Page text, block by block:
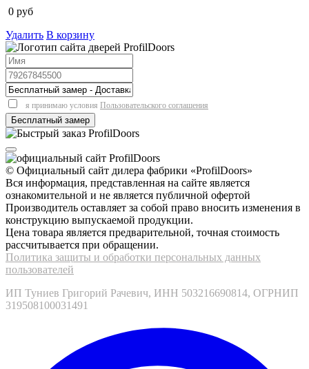
0 руб
Удалить В корзину
я принимаю условия Пользовательского соглашения
© Официальный сайт дилера фабрики «ProfilDoors»
Вся информация, представленная на сайте является
ознакомительной и не является публичной офертой
Производитель оставляет за собой право вносить изменения в
конструкцию выпускаемой продукции.
Цена товара является предварительной, точная стоимость
рассчитывается при обращении.
Политика защиты и обработки персональных данных
пользователей
ИП Туниев Григорий Рачевич, ИНН 503216690814, ОГРНИП
319508100031491